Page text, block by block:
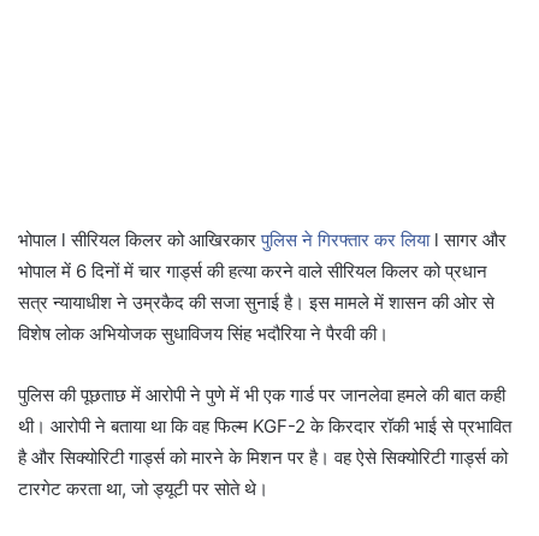
भोपाल l सीरियल किलर को आखिरकारपुलिस ने गिरफ्तार कर लियाl सागर और
भोपाल में 6 दिनों में चार गार्ड्स की हत्या करने वाले सीरियल किलर को प्रधान
सत्र न्यायाधीश ने उम्रकैद की सजा सुनाई है। इस मामले में शासन की ओर से
विशेष लोक अभियोजक सुधाविजय सिंह भदौरिया ने पैरवी की।
पुलिस की पूछताछ में आरोपी ने पुणे में भी एक गार्ड पर जानलेवा हमले की बात कही
थी। आरोपी ने बताया था कि वह फिल्म KGF-2 के किरदार रॉकी भाई से प्रभावित
है और सिक्योरिटी गार्ड्स को मारने के मिशन पर है। वह ऐसे सिक्योरिटी गार्ड्स को
टारगेट करता था, जो ड्यूटी पर सोते थे।